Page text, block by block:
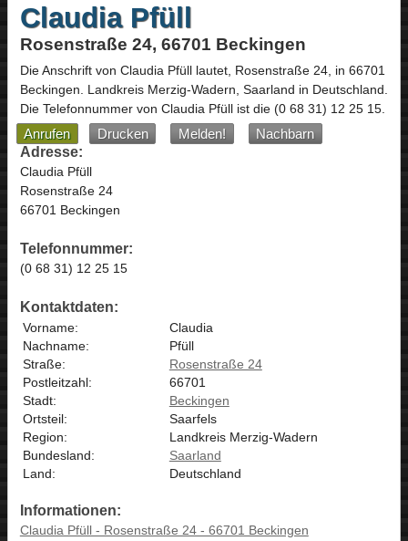
Claudia Pfüll
Rosenstraße 24, 66701 Beckingen
Die Anschrift von Claudia Pfülllautet, Rosenstraße 24, in 66701
Beckingen. Landkreis Merzig-Wadern, Saarland in Deutschland.
Die Telefonnummer von Claudia Pfüll ist die (0 68 31) 12 25 15.
Anrufen Drucken Melden!
Nachbarn
Adresse:
Claudia Pfüll
Rosenstraße 24
66701 Beckingen
Telefonnummer:
(0 68 31) 12 25 15
Kontaktdaten:
Vorname:
Claudia
Nachname:
Pfüll
Straße:
Rosenstraße 24
Postleitzahl:
66701
Stadt:
Beckingen
Ortsteil:
Saarfels
Region:
Landkreis Merzig-Wadern
Bundesland:
Saarland
Land:
Deutschland
Informationen:
Claudia Pfüll - Rosenstraße 24 - 66701 Beckingen